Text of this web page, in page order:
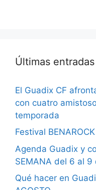
Últimas entradas
El Guadix CF
con cuatro
temporada
Festival
Agenda Guadix y
SEMANA del 6 al
Qué hacer en